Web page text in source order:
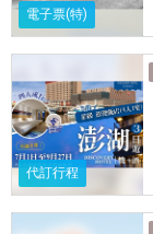
電子票(特)
代訂行程